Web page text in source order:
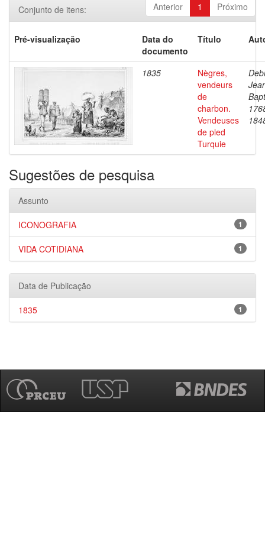
Anterior 1 Próximo
Conjunto de itens:
Pré-visualização
Data do
documento
Título
1835
Nègres,
vendeurs
de
charbon.
Vendeuses
de pled
Turquie
Sugestões de pesquisa
Assunto
1
ICONOGRAFIA
1
VIDA COTIDIANA
Data de Publicação
1
1835